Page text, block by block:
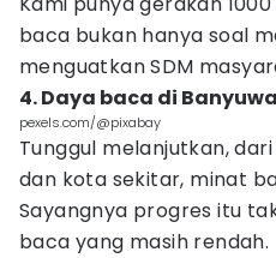
baca bukan hanya soal
menguatkan SDM
4. Daya baca di
pexels.com/@pixabay
Tunggul melanjutkan,
dan kota sekitar, minat
Sayangnya progres itu
baca yang masih rendah.